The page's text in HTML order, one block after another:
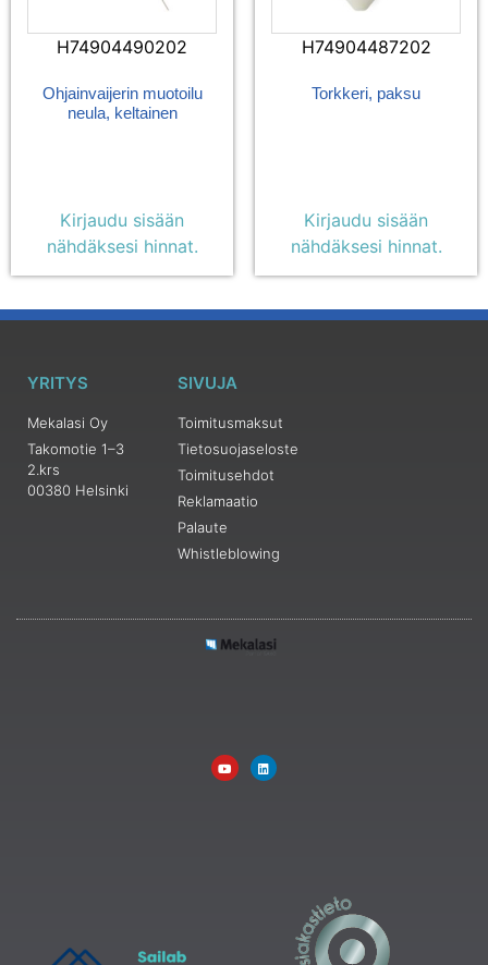
H74904490202
Ohjainvaijerin muotoilu
neula, keltainen
Kirjaudu sisään
nähdäksesi hinnat.
H74904487202
Torkkeri, paksu
Kirjaudu sisään
nähdäksesi hinnat.
YRITYS
Mekalasi Oy
Takomotie 1–3
2.krs
00380 Helsinki
SIVUJA
Toimitusmaksut
Tietosuojaseloste
Toimitusehdot
Reklamaatio
Palaute
Whistleblowing